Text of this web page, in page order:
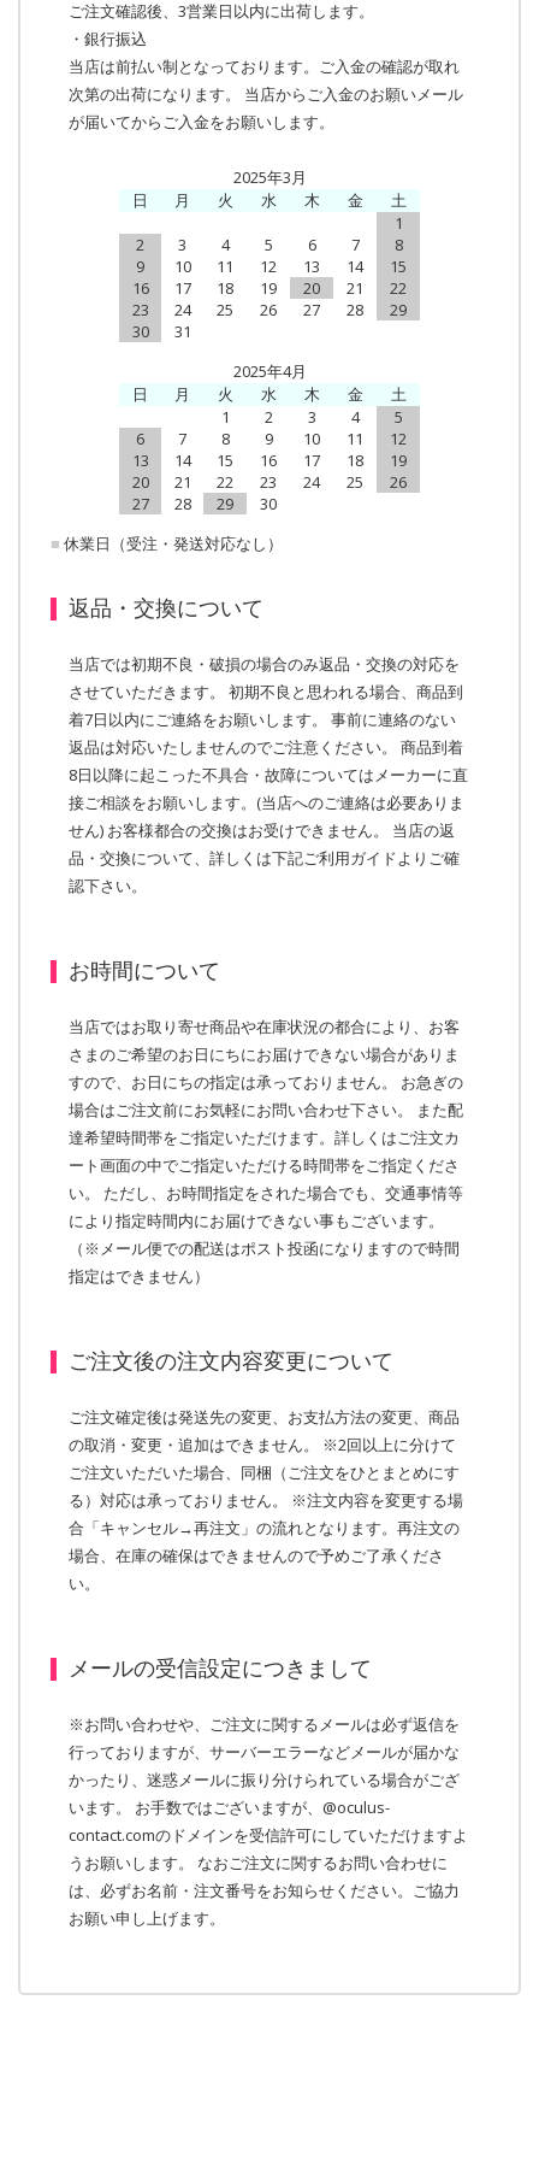
ご注文確認後、3営業日以内に出荷します。
・銀行振込
当店は前払い制となっております。ご入金の確認が取れ
次第の出荷になります。 当店からご入金のお願いメール
が届いてからご入金をお願いします。
2025年3月
日
月 火 水 木 金
土
1
2
3 4 5 6 7
8
9
10 11 12 13 14
15
16
17 18 19 20 21
22
23
24 25 26 27 28
29
30
31
2025年4月
日
月 火 水 木 金
土
1
2 3 4
5
6
7 8 9 10 11
12
13
14 15 16 17 18
19
20
21 22 23 24 25
26
27
28 29
30
■ 休業日（受注・発送対応なし）
返品・交換について
当店では初期不良・破損の場合のみ返品・交換の対応を
させていただきます。 初期不良と思われる場合、商品到
着7日以内にご連絡をお願いします。 事前に連絡のない
返品は対応いたしませんのでご注意ください。 商品到着
8日以降に起こった不具合・故障についてはメーカーに直
接ご相談をお願いします。(当店へのご連絡は必要ありま
せん) お客様都合の交換はお受けできません。 当店の返
品・交換について、詳しくは下記ご利用ガイドよりご確
認下さい。
お時間について
当店ではお取り寄せ商品や在庫状況の都合により、お客
さまのご希望のお日にちにお届けできない場合がありま
すので、お日にちの指定は承っておりません。 お急ぎの
場合はご注文前にお気軽にお問い合わせ下さい。 また配
達希望時間帯をご指定いただけます。詳しくはご注文カ
ート画面の中でご指定いただける時間帯をご指定くださ
い。 ただし、お時間指定をされた場合でも、交通事情等
により指定時間内にお届けできない事もございます。
（※メール便での配送はポスト投函になりますので時間
指定はできません）
ご注文後の注文内容変更について
ご注文確定後は発送先の変更、お支払方法の変更、商品
の取消・変更・追加はできません。 ※2回以上に分けて
ご注文いただいた場合、同梱（ご注文をひとまとめにす
る）対応は承っておりません。 ※注文内容を変更する場
合「キャンセル→再注文」の流れとなります。再注文の
場合、在庫の確保はできませんので予めご了承くださ
い。
メールの受信設定につきまして
※お問い合わせや、ご注文に関するメールは必ず返信を
行っておりますが、サーバーエラーなどメールが届かな
かったり、迷惑メールに振り分けられている場合がござ
います。 お手数ではございますが、@oculus-
contact.comのドメインを受信許可にしていただけますよ
うお願いします。 なおご注文に関するお問い合わせに
は、必ずお名前・注文番号をお知らせください。ご協力
お願い申し上げます。